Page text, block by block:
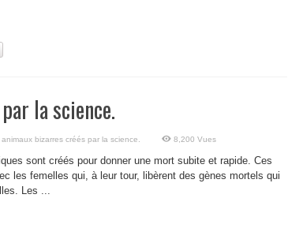
la science.
bizarres créés par la science. 8,200 Vues
sont créés pour donner une mort subite et rapide. Ces
les femelles qui, à leur tour, libèrent des gènes mortels qui
Les ...